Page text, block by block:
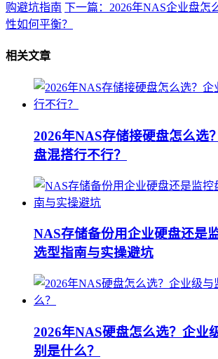
购避坑指南 下一篇：2026年NAS企业盘怎
性如何平衡？
相关文章
2026年NAS存储接硬盘怎么选
盘混搭行不行？
NAS存储备份用企业硬盘还是
选型指南与实操避坑
2026年NAS硬盘怎么选？企业
别是什么？